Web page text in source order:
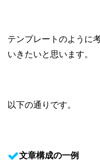
テンプレートのように
いきたいと思います。
以下の通りです。
文章構成の一例